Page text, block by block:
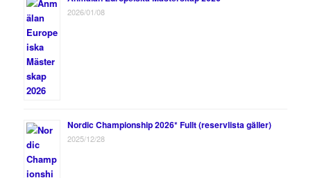
2026/01/08
Nordic Championship 2026* Fullt (reservlista gäller)
2025/12/28